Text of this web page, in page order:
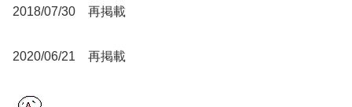
2018/07/30 再掲載
2020/06/21 再掲載